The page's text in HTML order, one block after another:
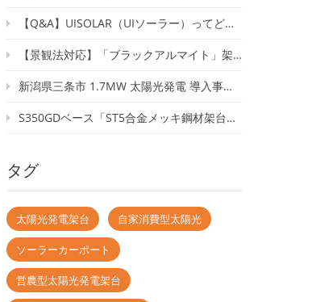
【Q&A】UISOLAR（UIソーラー）ってどんな会社？｜太陽光架台の専門メーカーに聞いてみた
【景観法対応】「ブラックアルマイト」架台で自然と調和するソーラーシェアリングを実現
新潟県三条市 1.7MW 太陽光発電 導入事例｜穴あけ不要の屋根用クランプ「TR04」
S350GDベース「ST5合金メッキ鋼材架台」｜高耐腐食・低コストを実現した次世代太陽光架台
タグ
太陽光発電架台 自家消費型太陽光
ソーラーカーポート
営農型太陽光発電架台